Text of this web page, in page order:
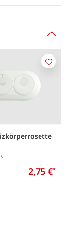
2,75 €*